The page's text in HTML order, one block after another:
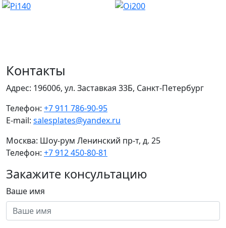
Контакты
Адрес: 196006, ул. Заставкая 33Б, Санкт-Петербург
Телефон: +7 911 786-90-95
E-mail: salesplates@yandex.ru
Москва: Шоу-рум Ленинский пр-т, д. 25
Телефон: +7 912 450-80-81
Закажите консультацию
Ваше имя